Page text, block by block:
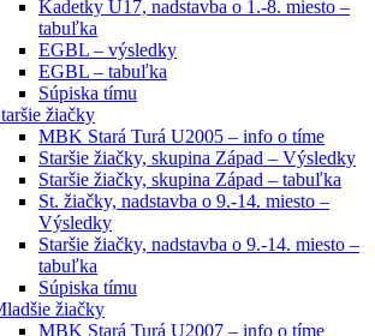
Kadetky U17, nadstavba o 1.-8. miesto –
tabuľka
EGBL – výsledky
EGBL – tabuľka
Súpiska tímu
žiačky
MBK Stará Turá U2005 – info o tíme
Staršie žiačky, skupina Západ – Výsledky
Staršie žiačky, skupina Západ – tabuľka
St. žiačky, nadstavba o 9.-14. miesto –
Výsledky
Staršie žiačky, nadstavba o 9.-14. miesto –
tabuľka
Súpiska tímu
žiačky
MBK Stará Turá U2007 – info o tíme